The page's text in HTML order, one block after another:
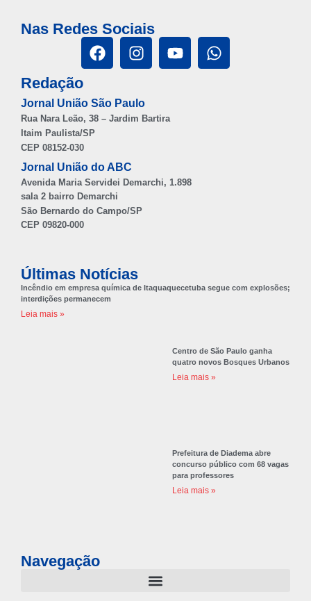
Nas Redes Sociais
Redação
Jornal União São Paulo
Rua Nara Leão, 38 – Jardim Bartira
Itaim Paulista/SP
CEP 08152-030
Jornal União do ABC
Avenida Maria Servidei Demarchi, 1.898
sala 2 bairro Demarchi
São Bernardo do Campo/SP
CEP 09820-000
Últimas Notícias
Incêndio em empresa química de Itaquaquecetuba segue com explosões;
interdições permanecem
Leia mais »
Centro de São Paulo ganha
quatro novos Bosques Urbanos
Leia mais »
Prefeitura de Diadema abre
concurso público com 68 vagas
para professores
Leia mais »
Navegação